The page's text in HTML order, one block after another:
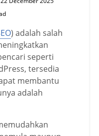
) adalah salah
seperti
tersedia
membantu
adalah